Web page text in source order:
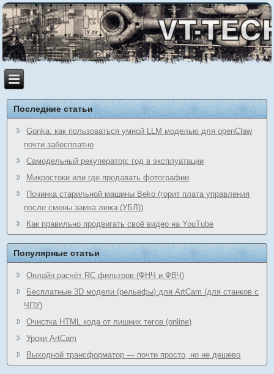
Последние статьи
Gonka: как пользоваться умной LLM моделью для openClaw
почти забесплатно
Самодельный рекуператор: год в эксплуатации
Микростоки или где продавать фотографии
Починка старильной машины Beko (горит плата управления
после смены замка люка (УБЛ))
Как правильно продвигать своё видео на YouTube
Популярные статьи
Онлайн расчёт RC фильтров (ФНЧ и ФВЧ)
Бесплатные 3D модели (рельефы) для ArtCam (для станков с
ЧПУ)
Очистка HTML кода от лишних тегов (online)
Уроки ArtCam
Выходной трансформатор — почти просто, но не дешево